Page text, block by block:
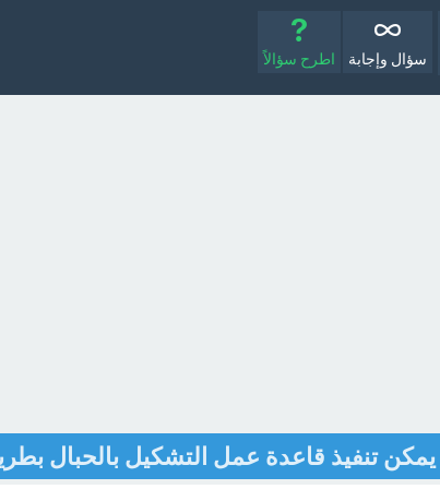
سؤال وإجابة اطرح سؤالاً
يمكن تنفيذ قاعدة عمل التشكيل بالحبال